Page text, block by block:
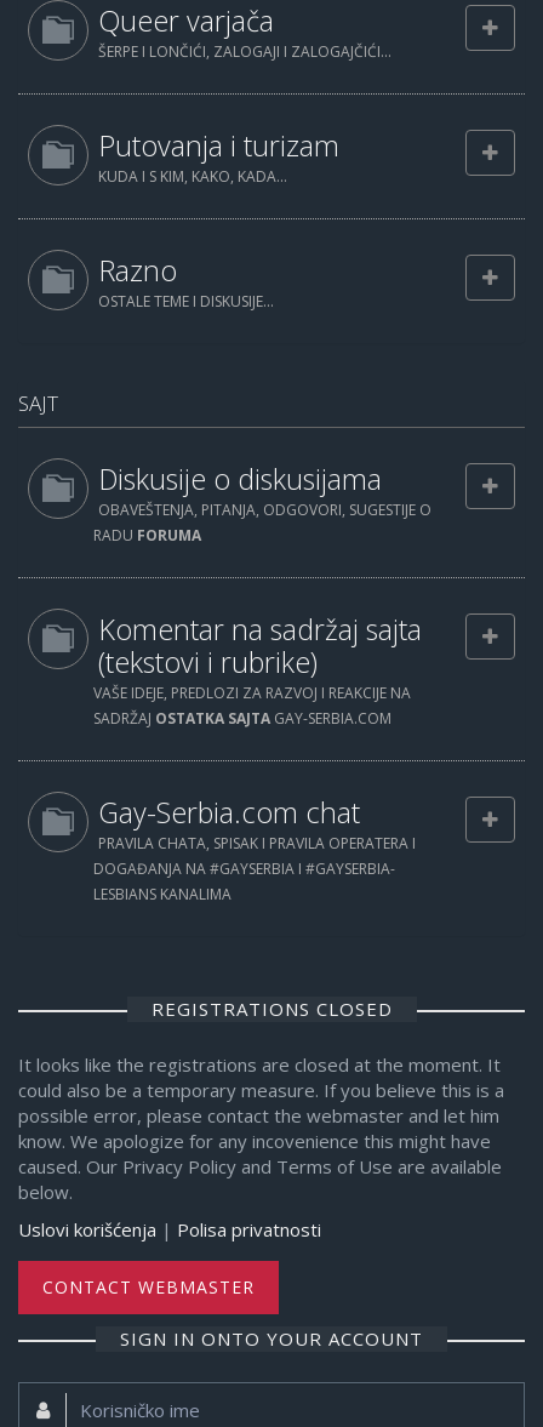
Queer varjača
ŠERPE I LONČIĆI, ZALOGAJI I ZALOGAJČIĆI...
Putovanja i turizam
KUDA I S KIM, KAKO, KADA...
Razno
OSTALE TEME I DISKUSIJE...
SAJT
Diskusije o diskusijama
OBAVEŠTENJA, PITANJA, ODGOVORI, SUGESTIJE O
RADU FORUMA
Komentar na sadržaj sajta
(tekstovi i rubrike)
VAŠE IDEJE, PREDLOZI ZA RAZVOJ I REAKCIJE NA
SADRŽAJ OSTATKA SAJTA GAY-SERBIA.COM
Gay-Serbia.com chat
PRAVILA CHATA, SPISAK I PRAVILA OPERATERA I
DOGAĐANJA NA #GAYSERBIA I #GAYSERBIA-
LESBIANS KANALIMA
REGISTRATIONS CLOSED
It looks like the registrations are closed at the moment. It
could also be a temporary measure. If you believe this is a
possible error, please contact the webmaster and let him
know. We apologize for any incovenience this might have
caused. Our Privacy Policy and Terms of Use are available
below.
Uslovi korišćenja | Polisa privatnosti
CONTACT WEBMASTER
SIGN IN ONTO YOUR ACCOUNT
Korisničko